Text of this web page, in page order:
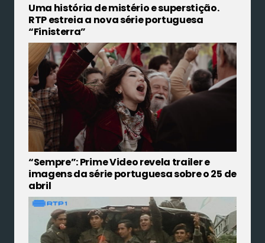
Uma história de mistério e superstição.
RTP estreia a nova série portuguesa
“Finisterra”
“Sempre”: Prime Video revela trailer e
imagens da série portuguesa sobre o 25 de
abril